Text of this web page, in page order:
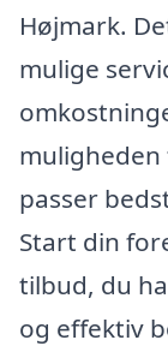
Højmark.
mulige
passer
Start din
tilbud, du
og effektiv